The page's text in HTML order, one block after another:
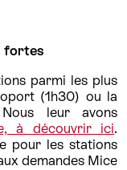
fortes
parmi les plus
(1h30) ou la
leur avons
à découvrir ici.
pour les stations
demandes Mice